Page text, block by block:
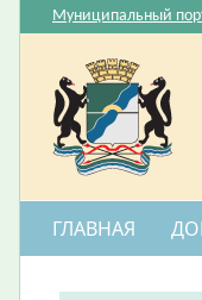
Муниципальный
ГЛАВНАЯ